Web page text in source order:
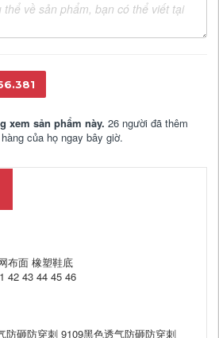
xem sản phẩm này. 26 người đã thêm
của họ ngay bây giờ.
布面 橡塑鞋底
42 43 44 45 46
防砸防穿刺 9109黑色透气防砸防穿刺